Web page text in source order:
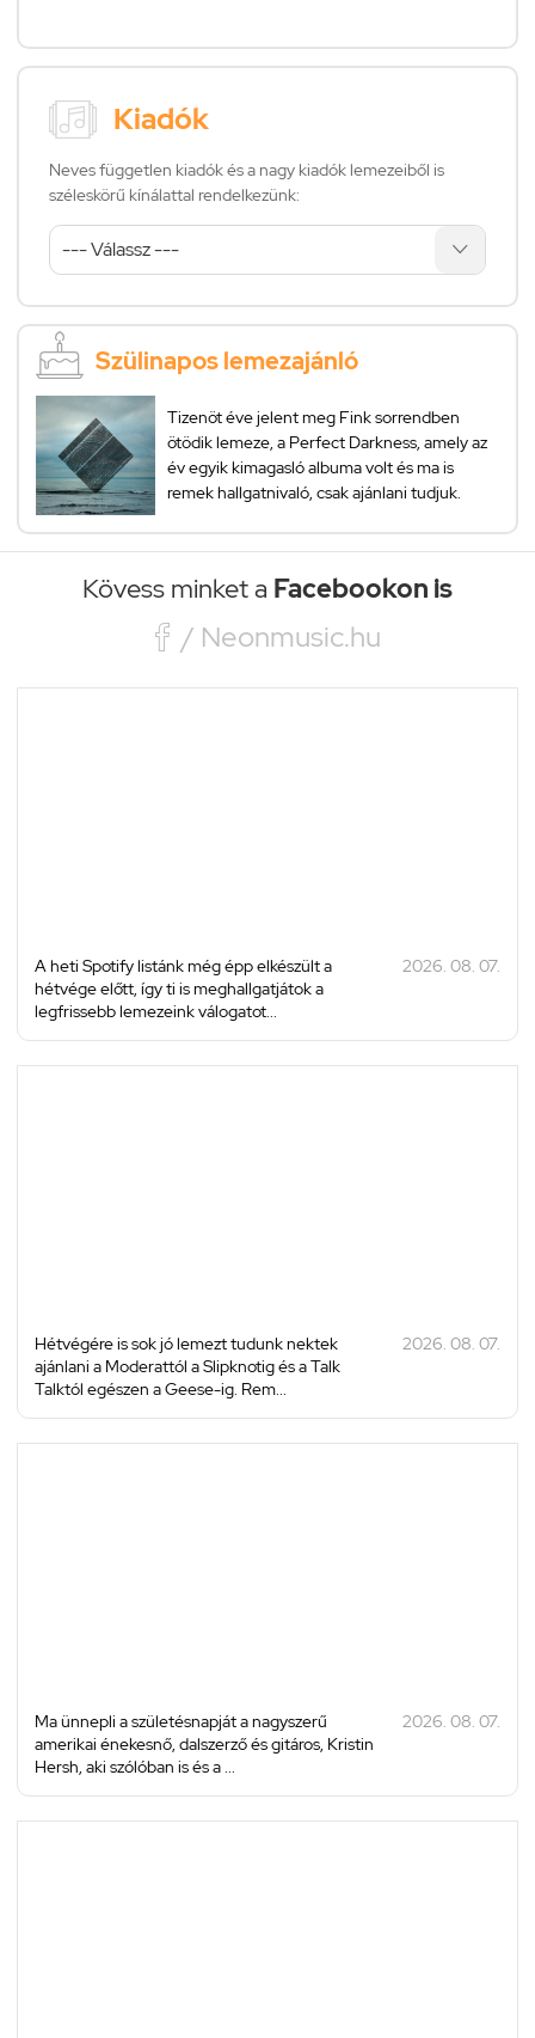
Kiadók
Neves független kiadók és a nagy kiadók lemezeiből is
széleskörű kínálattal rendelkezünk:
Szülinapos lemezajánló
Tizenöt éve jelent meg Fink sorrendben
ötödik lemeze, a Perfect Darkness, amely az
év egyik kimagasló albuma volt és ma is
remek hallgatnivaló, csak ajánlani tudjuk.
Kövess minket a Facebookon is
 / Neonmusic.hu
A heti Spotify listánk még épp elkészült a
hétvége előtt, így ti is meghallgatjátok a
legfrissebb lemezeink válogatot...
2026. 08. 07.
Hétvégére is sok jó lemezt tudunk nektek
ajánlani a Moderattól a Slipknotig és a Talk
Talktól egészen a Geese-ig. Rem...
2026. 08. 07.
Ma ünnepli a születésnapját a nagyszerű
amerikai énekesnő, dalszerző és gitáros, Kristin
Hersh, aki szólóban is és a ...
2026. 08. 07.